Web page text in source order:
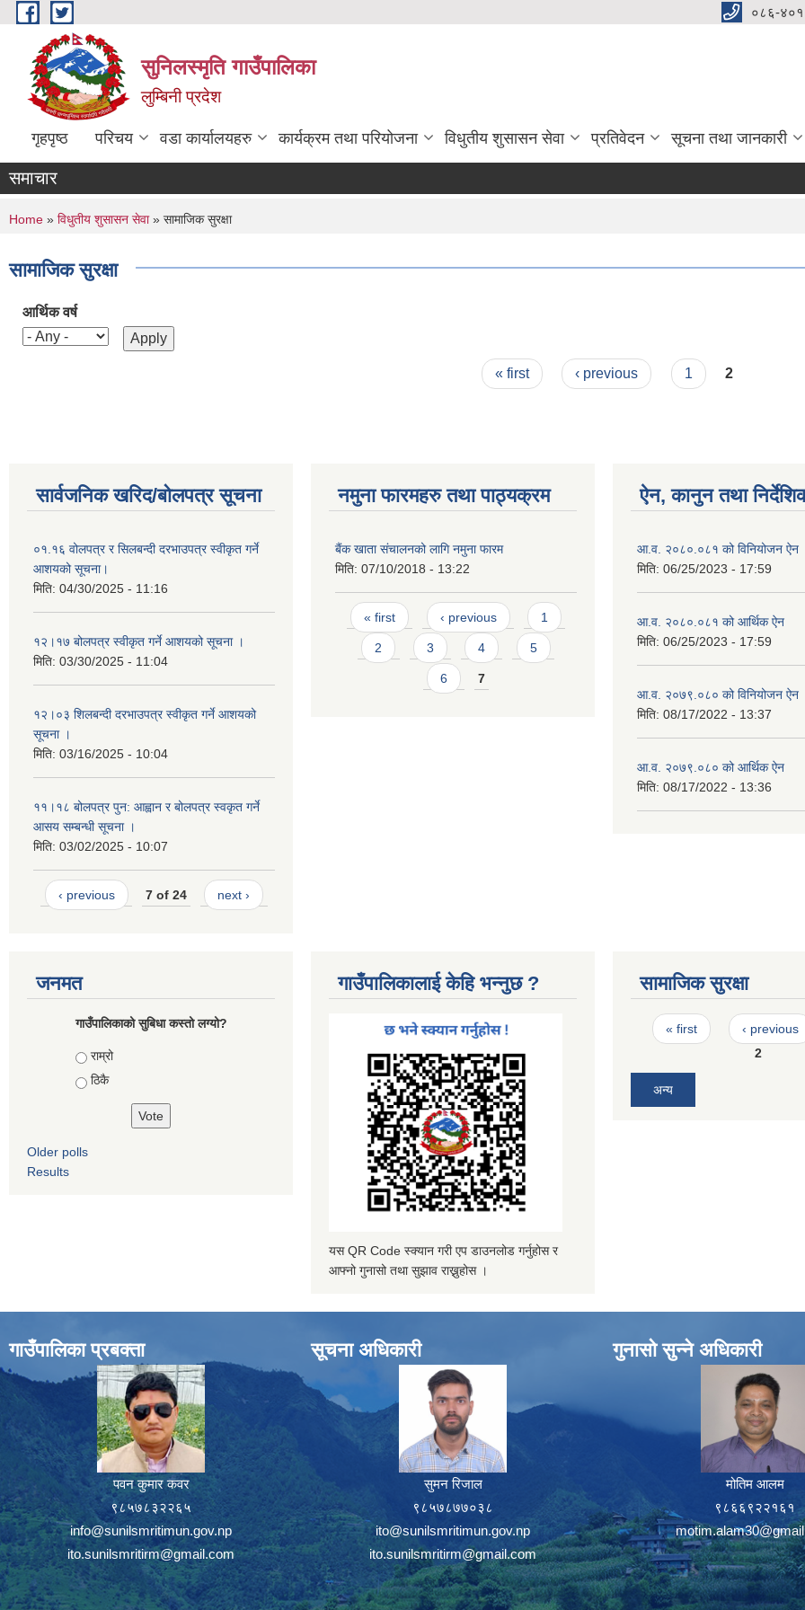
Skip to main content ०८६-
सुनिलस्मृति गाउँपालिका
लुम्बिनी प्रदेश
गृहपृष्ठ परिचय वडा कार्यालयहरु कार्यक्रम तथा परियोजना विधुतीय शुसासन सेवा प्रतिवेदन सूचना तथा जानकारी
समाचार
You are here
Home » विधुतीय शुसासन सेवा» सामाजिक सुरक्षा
सामाजिक सुरक्षा
आर्थिक वर्ष
« first ‹ previous 1 2
सार्वजनिक खरिद/बोलपत्र सूचना
०१.१६ वोलपत्र र सिलबन्दी दरभाउपत्र स्वीकृत गर्ने
आशयको सूचना।
मिति: 04/30/2025 - 11:16
१२।१७ बोलपत्र स्वीकृत गर्ने आशयको सूचना ।
मिति: 03/30/2025 - 11:04
१२।०३ शिलबन्दी दरभाउपत्र स्वीकृत गर्ने आशयको
सूचना ।
मिति: 03/16/2025 - 10:04
११।१८ बोलपत्र पुन: आह्वान र बोलपत्र स्वकृत गर्ने
आसय सम्बन्धी सूचना ।
मिति: 03/02/2025 - 10:07
‹ previous 7 of 24 next ›
नमुना फारमहरु तथा पाठ्यक्रम
बैंक खाता संचालनको लागि नमुना फारम
मिति: 07/10/2018 - 13:22
Pages
« first ‹ previous 1
2 3 4 5
6 7
ऐन, कानुन तथा
आ.व. २०८०.०८१ को विनियोजन ऐन
मिति: 06/25/2023 - 17:59
आ.व. २०८०.०८१ को आर्थिक ऐन
मिति: 06/25/2023 - 17:59
आ.व. २०७९.०८० को विनियोजन ऐन
मिति: 08/17/2022 - 13:37
आ.व. २०७९.०८० को आर्थिक ऐन
मिति: 08/17/2022 - 13:36
जनमत
गाउँपालिकाको सुबिधा कस्तो लग्यो?
Choices
राम्रो
ठिकै
Older polls
Results
गाउँपालिकालाई केहि भन्नुछ ?
यस QR Code स्क्यान गरी एप डाउनलोड गर्नुहोस र
आफ्नो गुनासो तथा सुझाव राख्नुहोस ।
सामाजिक सुरक्षा
Pages
« first
‹ previous
2
अन्य
गाउँपालिका प्रबक्ता
पवन कुमार कवर
९८५७८३२२६५
info@sunilsmritimun.gov.np
ito.sunilsmritirm@gmail.com
सूचना अधिकारी
सुमन रिजाल
९८५७८७७०३८
ito@sunilsmritimun.gov.np
ito.sunilsmritirm@gmail.com
गुनासो सुन्ने अधिकारी
मोतिम आलम
९८६६९२२१६१